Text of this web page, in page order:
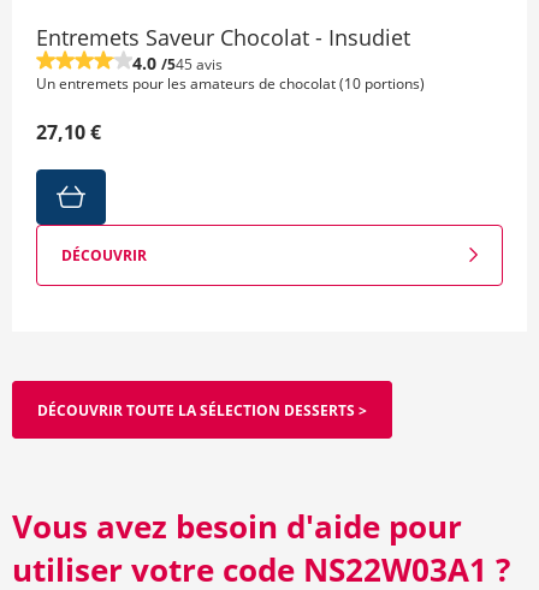
Entremets Saveur Chocolat - Insudiet
4.0 /545 avis
Un entremets pour les amateurs de chocolat (10 portions)
27,10 €
DÉCOUVRIR
DÉCOUVRIR TOUTE LA SÉLECTION DESSERTS >
Vous avez besoin d'aide pour
utiliser votre code NS22W03A1 ?